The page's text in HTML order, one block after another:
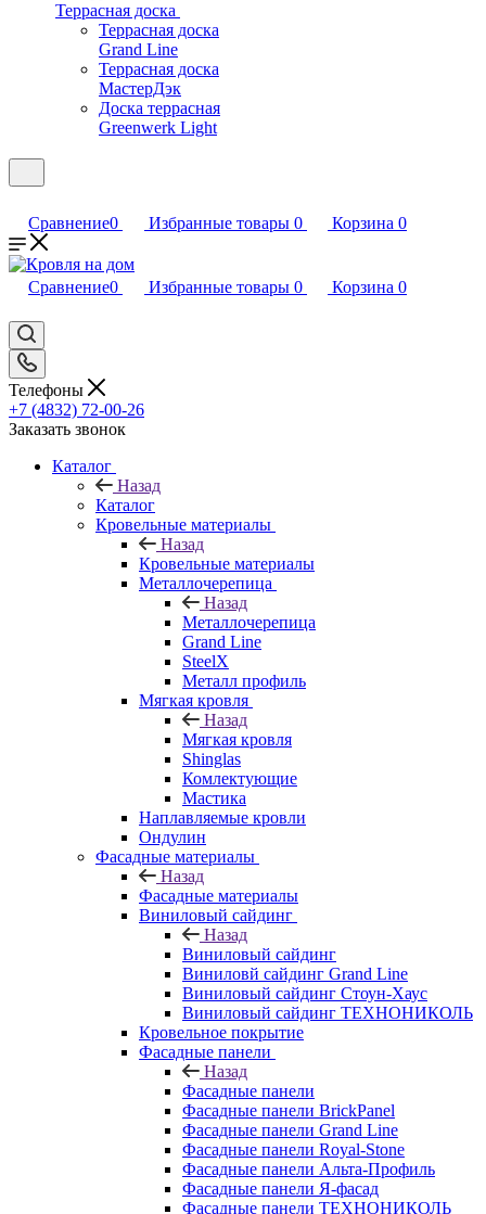
Террасная доска
Террасная доска
Grand Line
Террасная доска
МастерДэк
Доска террасная
Greenwerk Light
Сравнение0 Избранные товары 0 Корзина 0
Сравнение0 Избранные товары 0 Корзина 0
Телефоны
+7 (4832) 72-00-26
Заказать звонок
Каталог
Назад
Каталог
Кровельные материалы
Назад
Кровельные материалы
Металлочерепица
Назад
Металлочерепица
Grand Line
SteelX
Металл профиль
Мягкая кровля
Назад
Мягкая кровля
Shinglas
Комлектующие
Мастика
Наплавляемые кровли
Ондулин
Фасадные материалы
Назад
Фасадные материалы
Виниловый сайдинг
Назад
Виниловый сайдинг
Виниловй сайдинг Grand Line
Виниловый сайдинг Стоун-Хаус
Виниловый сайдинг ТЕХНОНИКОЛЬ
Кровельное покрытие
Фасадные панели
Назад
Фасадные панели
Фасадные панели BrickPanel
Фасадные панели Grand Line
Фасадные панели Royal-Stone
Фасадные панели Альта-Профиль
Фасадные панели Я-фасад
Фасадные панели ТЕХНОНИКОЛЬ